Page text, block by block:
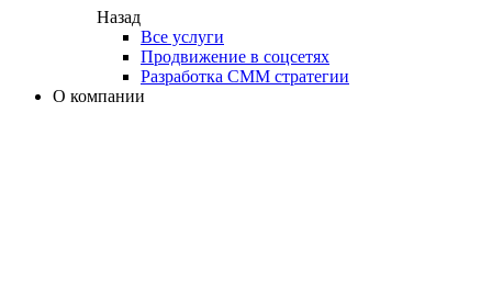
Назад
Все услуги
Продвижение в соцсетях
Разработка СММ стратегии
О компании